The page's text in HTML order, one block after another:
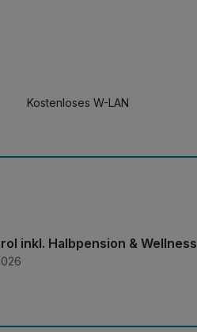
zu diversen Themen
Kostenloses W-LAN
inkl. Halbpension & Wellness